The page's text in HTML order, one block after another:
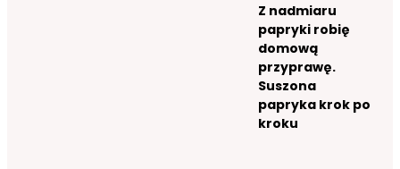
Z nadmiaru
papryki robię
domową
przyprawę.
Suszona
papryka krok po
kroku